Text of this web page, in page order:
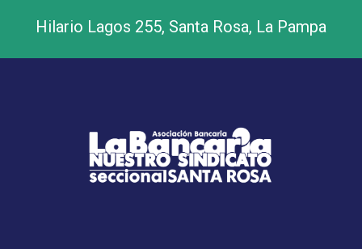
Hilario Lagos 255, Santa Rosa, La Pampa